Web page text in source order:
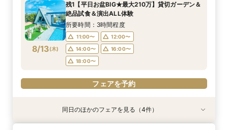
8/11(火)
9:00〜
14:30〜
18:00〜
フェアを予約
8/13(木)
残1【平日お盆BIG★最大210万】貸切ガーデン＆
絶品試食＆演出ALL体験
所要時間：3時間程度
11:00〜
12:00〜
14:00〜
16:00〜
18:00〜
フェアを予約
特典あり
特典あり同日のほかのフェアを見る（4件）